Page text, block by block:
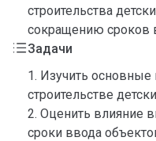
строительства
сокращению сроков
Задачи
1. Изучить
строительстве
2. Оценить влияние
сроки ввода